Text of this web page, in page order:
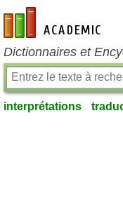
fr-academic.com
Dictionnaires et
interprétations